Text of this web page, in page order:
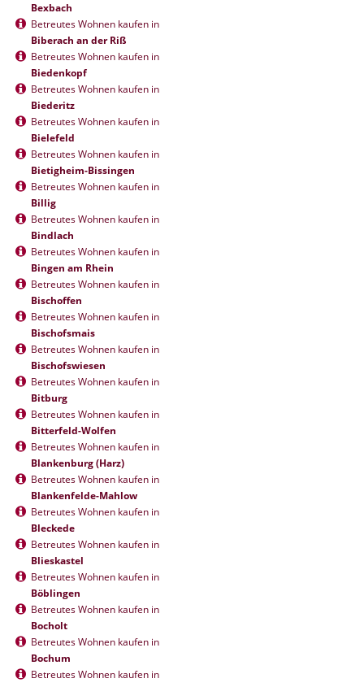
Bexbach
Betreutes Wohnen kaufen in
Biberach an der Riß
Betreutes Wohnen kaufen in
Biedenkopf
Betreutes Wohnen kaufen in
Biederitz
Betreutes Wohnen kaufen in
Bielefeld
Betreutes Wohnen kaufen in
Bietigheim-Bissingen
Betreutes Wohnen kaufen in
Billig
Betreutes Wohnen kaufen in
Bindlach
Betreutes Wohnen kaufen in
Bingen am Rhein
Betreutes Wohnen kaufen in
Bischoffen
Betreutes Wohnen kaufen in
Bischofsmais
Betreutes Wohnen kaufen in
Bischofswiesen
Betreutes Wohnen kaufen in
Bitburg
Betreutes Wohnen kaufen in
Bitterfeld-Wolfen
Betreutes Wohnen kaufen in
Blankenburg (Harz)
Betreutes Wohnen kaufen in
Blankenfelde-Mahlow
Betreutes Wohnen kaufen in
Bleckede
Betreutes Wohnen kaufen in
Blieskastel
Betreutes Wohnen kaufen in
Böblingen
Betreutes Wohnen kaufen in
Bocholt
Betreutes Wohnen kaufen in
Bochum
Betreutes Wohnen kaufen in